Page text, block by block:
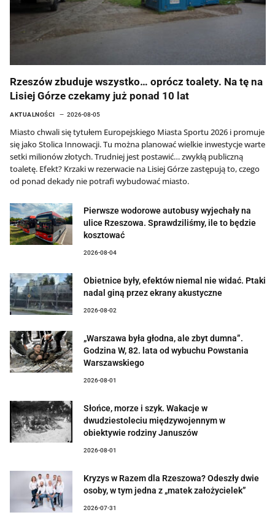
Rzeszów zbuduje wszystko… oprócz toalety. Na tę na
Lisiej Górze czekamy już ponad 10 lat
AKTUALNOŚCI 2026-08-05
Miasto chwali się tytułem Europejskiego Miasta Sportu 2026 i promuje
się jako Stolica Innowacji. Tu można planować wielkie inwestycje warte
setki milionów złotych. Trudniej jest postawić… zwykłą publiczną
toaletę. Efekt? Krzaki w rezerwacie na Lisiej Górze zastępują to, czego
od ponad dekady nie potrafi wybudować miasto.
Pierwsze wodorowe autobusy wyjechały na
ulice Rzeszowa. Sprawdziliśmy, ile to będzie
kosztować
2026-08-04
Obietnice były, efektów niemal nie widać. Ptaki
nadal giną przez ekrany akustyczne
2026-08-02
„Warszawa była głodna, ale zbyt dumna”.
Godzina W, 82. lata od wybuchu Powstania
Warszawskiego
2026-08-01
Słońce, morze i szyk. Wakacje w
dwudziestoleciu międzywojennym w
obiektywie rodziny Januszów
2026-08-01
Kryzys w Razem dla Rzeszowa? Odeszły dwie
osoby, w tym jedna z „matek założycielek”
2026-07-31